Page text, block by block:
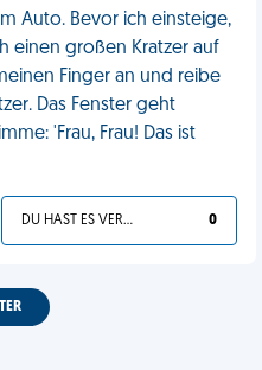
Auto. Bevor ich einsteige,
einen großen Kratzer auf
Finger an und reibe
Das Fenster geht
'Frau, Frau! Das ist
DU HAST ES VERDIENT 0